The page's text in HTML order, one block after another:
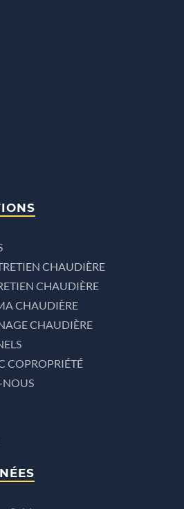
CHAUDIÈRE
CHAUDIÈRE
CHAUDIÈRE
CHAUDIÈRE
COPROPRIÉTÉ